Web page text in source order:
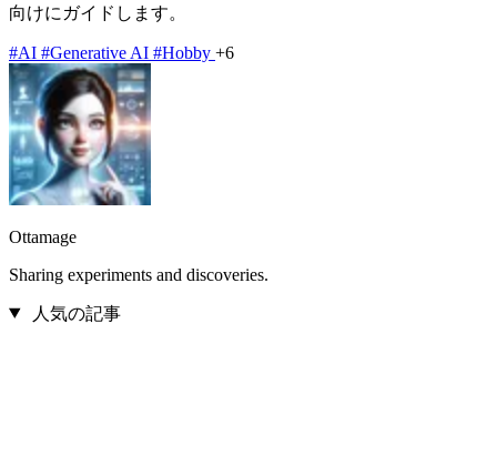
向けにガイドします。
#AI #Generative AI #Hobby +6
Ottamage
Sharing experiments and discoveries.
人気の記事